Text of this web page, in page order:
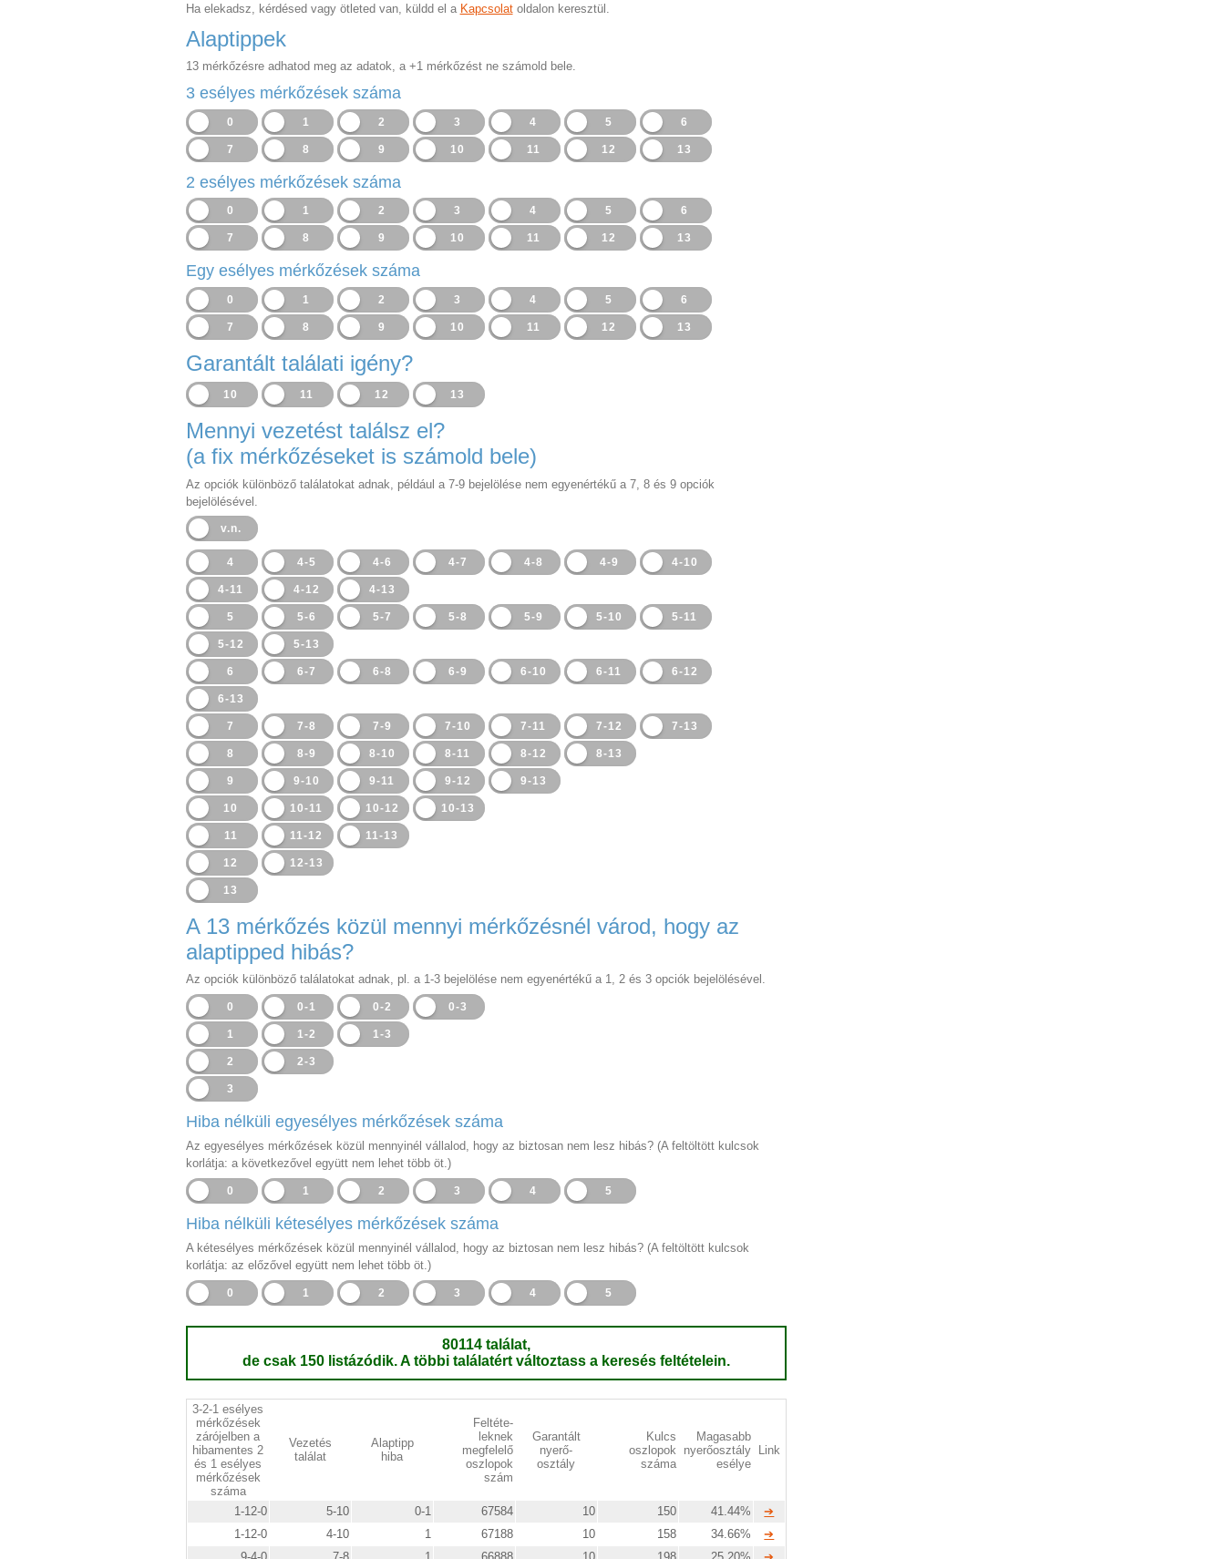
Ha elekadsz, kérdésed vagy ötleted van, küldd el a Kapcsolatoldalon keresztül.
Alaptippek
13 mérkőzésre adhatod meg az adatok, a +1 mérkőzést ne számold bele.
3 esélyes mérkőzések száma
0 1 2 3 4 5 6
7 8 9 10 11 12 13
2 esélyes mérkőzések száma
0 1 2 3 4 5 6
7 8 9 10 11 12 13
Egy esélyes mérkőzések száma
0 1 2 3 4 5 6
7 8 9 10 11 12 13
Garantált találati igény?
10 11 12 13
Mennyi vezetést találsz el?
(a fix mérkőzéseket is számold bele)
Az opciók különböző találatokat adnak, például a 7-9 bejelölése nem egyenértékű a 7, 8 és 9 opciók
bejelölésével.
v.n.
4 4-5 4-6 4-7 4-8 4-9 4-10
4-11 4-12 4-13
5 5-6 5-7 5-8 5-9 5-10 5-11
5-12 5-13
6 6-7 6-8 6-9 6-10 6-11 6-12
6-13
7 7-8 7-9 7-10 7-11 7-12 7-13
8 8-9 8-10 8-11 8-12 8-13
9 9-10 9-11 9-12 9-13
10 10-11 10-12 10-13
11 11-12 11-13
12 12-13
13
A 13 mérkőzés közül mennyi mérkőzésnél várod, hogy az
alaptipped hibás?
Az opciók különböző találatokat adnak, pl. a 1-3 bejelölése nem egyenértékű a 1, 2 és 3 opciók bejelölésével.
0 0-1 0-2 0-3
1 1-2 1-3
2 2-3
3
Hiba nélküli egyesélyes mérkőzések száma
Az egyesélyes mérkőzések közül mennyinél vállalod, hogy az biztosan nem lesz hibás? (A feltöltött kulcsok
korlátja: a következővel együtt nem lehet több öt.)
0 1 2 3 4 5
Hiba nélküli kétesélyes mérkőzések száma
A kétesélyes mérkőzések közül mennyinél vállalod, hogy az biztosan nem lesz hibás? (A feltöltött kulcsok
korlátja: az előzővel együtt nem lehet több öt.)
0 1 2 3 4 5
80114 találat,
de csak 150 listázódik. A többi találatért változtass a keresés feltételein.
3-2-1 esélyes
mérkőzések
zárójelben a
hibamentes 2
és 1 esélyes
mérkőzések
száma
Vezetés
találat
Alaptipp
hiba
Feltéte-
leknek
megfelelő
oszlopok
szám
Garantált
nyerő-
osztály
Kulcs
oszlopok
száma
Magasabb
nyerőosztály
esélye
Link
1-12-0 5-10 0-1 67584 10 150 41.44%
➔
1-12-0
4-10 1 67188 10 158 34.66%
➔
9-4-0
7-8 1 66888 10 198 25.20%
➔